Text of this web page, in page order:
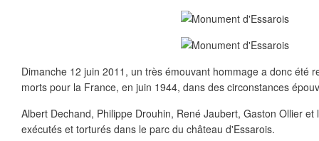
Dimanche 12 juin 2011, un très émouvant hommage a donc été
morts pour la France, en juin 1944, dans des circonstances
Albert Dechand, Philippe Drouhin, René Jaubert, Gaston Ollier
exécutés et torturés dans le parc du château d'Essarois.